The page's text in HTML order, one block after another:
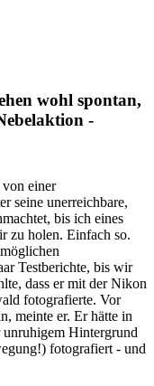
wohl spontan,
-
von einer
seine unerreichbare,
bis ich eines
zu holen. Einfach so.
Testberichte, bis wir
dass er mit der Nikon
fotografierte. Vor
meinte er. Er hätte in
Hintergrund
fotografiert - und